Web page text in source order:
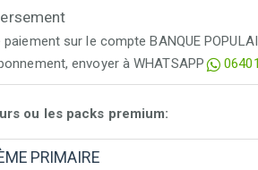
sur le compte BANQUE
envoyer à WHATSAPP
ou les packs premium:
PRIMAIRE